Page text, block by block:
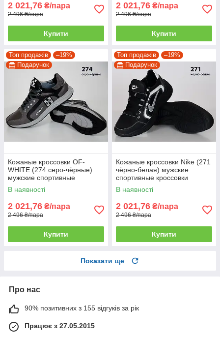
2 021,76 ₴/пара
2 496 ₴/пара
Купити
2 021,76 ₴/пара
2 496 ₴/пара
Купити
Топ продажів
–19%
Подарунок
Кожаные кроссовки OF-
WHITE (274 серо-чёрные)
мужские спортивные
кроссовки шкіряні чоловічі
В наявності
2 021,76 ₴/пара
2 496 ₴/пара
Купити
Топ продажів
–19%
Подарунок
Кожаные кроссовки Nike (271
чёрно-белая) мужские
спортивные кроссовки
шкіряні чоловічі
В наявності
2 021,76 ₴/пара
2 496 ₴/пара
Купити
Показати ще
Про нас
90% позитивних з 155 відгуків за рік
Працює з 27.05.2015